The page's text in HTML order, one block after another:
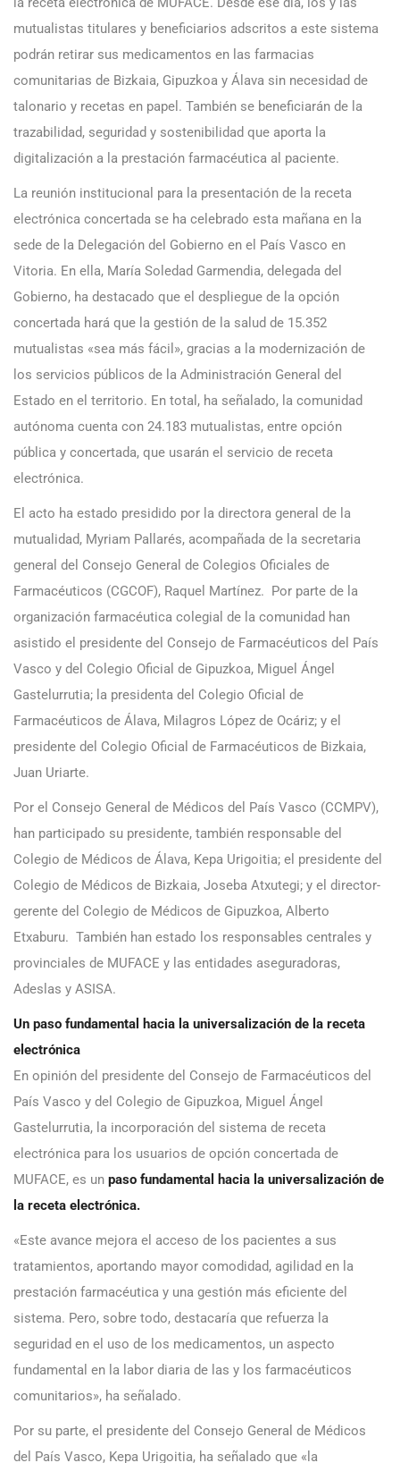
mutualistas titulares y beneficiarios adscritos a este sistema
podrán retirar sus medicamentos en las farmacias
comunitarias de Bizkaia, Gipuzkoa y Álava sin necesidad de
talonario y recetas en papel. También se beneficiarán de la
trazabilidad, seguridad y sostenibilidad que aporta la
digitalización a la prestación farmacéutica al paciente.
La reunión institucional para la presentación de la receta
electrónica concertada se ha celebrado esta mañana en la
sede de la Delegación del Gobierno en el País Vasco en
Vitoria. En ella, María Soledad Garmendia, delegada del
Gobierno, ha destacado que el despliegue de la opción
concertada hará que la gestión de la salud de 15.352
mutualistas «sea más fácil», gracias a la modernización de
los servicios públicos de la Administración General del
Estado en el territorio. En total, ha señalado, la comunidad
autónoma cuenta con 24.183 mutualistas, entre opción
pública y concertada, que usarán el servicio de receta
electrónica.
El acto ha estado presidido por la directora general de la
mutualidad, Myriam Pallarés, acompañada de la secretaria
general del Consejo General de Colegios Oficiales de
Farmacéuticos (CGCOF), Raquel Martínez. Por parte de la
organización farmacéutica colegial de la comunidad han
asistido el presidente del Consejo de Farmacéuticos del País
Vasco y del Colegio Oficial de Gipuzkoa, Miguel Ángel
Gastelurrutia; la presidenta del Colegio Oficial de
Farmacéuticos de Álava, Milagros López de Ocáriz; y el
presidente del Colegio Oficial de Farmacéuticos de Bizkaia,
Juan Uriarte.
Por el Consejo General de Médicos del País Vasco (CCMPV),
han participado su presidente, también responsable del
Colegio de Médicos de Álava, Kepa Urigoitia; el presidente del
Colegio de Médicos de Bizkaia, Joseba Atxutegi; y el director-
gerente del Colegio de Médicos de Gipuzkoa, Alberto
Etxaburu. También han estado los responsables centrales y
provinciales de MUFACE y las entidades aseguradoras,
Adeslas y ASISA.
Un paso fundamental hacia la universalización de la receta
electrónica
En opinión del presidente del Consejo de Farmacéuticos del
País Vasco y del Colegio de Gipuzkoa, Miguel Ángel
Gastelurrutia, la incorporación del sistema de receta
electrónica para los usuarios de opción concertada de
MUFACE, es un paso fundamental hacia la universalización de
la receta electrónica.
«Este avance mejora el acceso de los pacientes a sus
tratamientos, aportando mayor comodidad, agilidad en la
prestación farmacéutica y una gestión más eficiente del
sistema. Pero, sobre todo, destacaría que refuerza la
seguridad en el uso de los medicamentos, un aspecto
fundamental en la labor diaria de las y los farmacéuticos
comunitarios», ha señalado.
Por su parte, el presidente del Consejo General de Médicos
del País Vasco, Kepa Urigoitia, ha señalado que «la